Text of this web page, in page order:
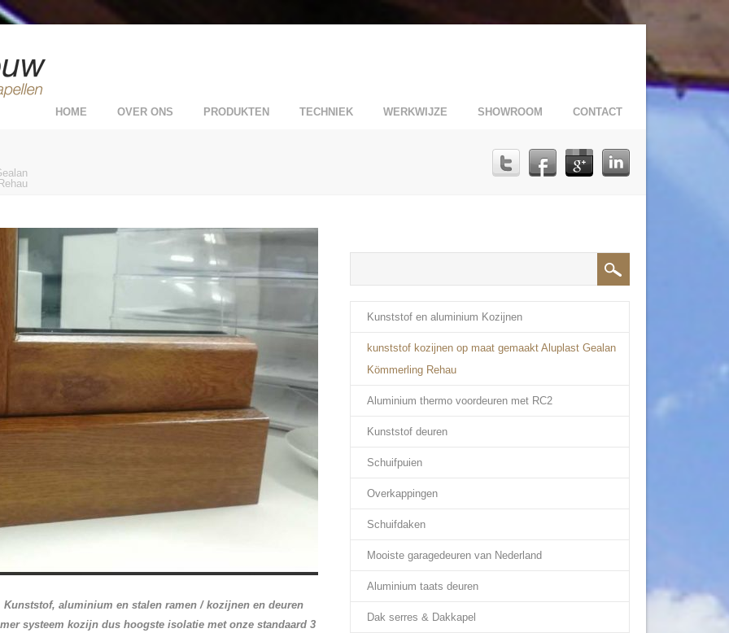
HOME OVER ONS PRODUKTEN TECHNIEK WERKWIJZE SHOWROOM CONTACT
aluminium en stalen ramen / kozijnen en deuren
systeem kozijn dus hoogste isolatie met onze standaard 3
Kunststof en aluminium Kozijnen
kunststof kozijnen op maat gemaakt Aluplast Gealan
Kömmerling Rehau
Aluminium thermo voordeuren met RC2
Kunststof deuren
Schuifpuien
Overkappingen
Schuifdaken
Mooiste garagedeuren van Nederland
Aluminium taats deuren
Dak serres & Dakkapel